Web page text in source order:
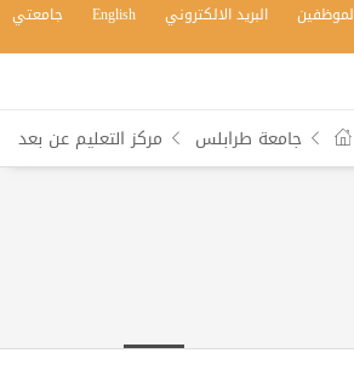
البريد الالكتروني English جامعتي
جامعة طرابلس مركز التعليم عن بعد